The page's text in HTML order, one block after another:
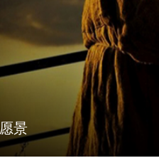
愿景